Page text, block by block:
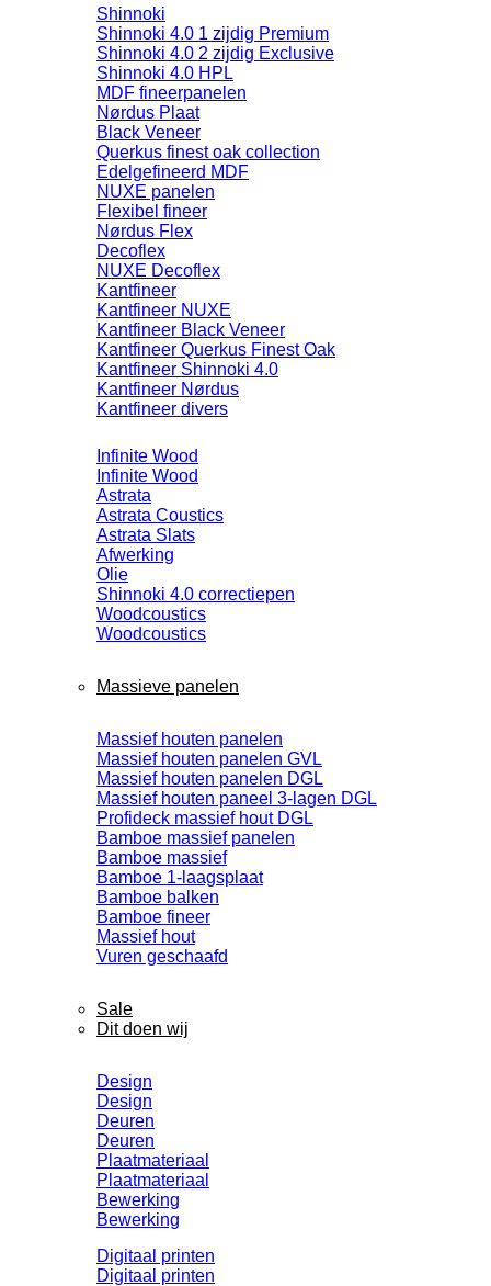
Shinnoki
Shinnoki 4.0 1 zijdig Premium
Shinnoki 4.0 2 zijdig Exclusive
Shinnoki 4.0 HPL
MDF fineerpanelen
Nørdus Plaat
Black Veneer
Querkus finest oak collection
Edelgefineerd MDF
NUXE panelen
Flexibel fineer
Nørdus Flex
Decoflex
NUXE Decoflex
Kantfineer
Kantfineer NUXE
Kantfineer Black Veneer
Kantfineer Querkus Finest Oak
Kantfineer Shinnoki 4.0
Kantfineer Nørdus
Kantfineer divers
Infinite Wood
Infinite Wood
Astrata
Astrata Coustics
Astrata Slats
Afwerking
Olie
Shinnoki 4.0 correctiepen
Woodcoustics
Woodcoustics
Massieve panelen
Massief houten panelen
Massief houten panelen GVL
Massief houten panelen DGL
Massief houten paneel 3-lagen DGL
Profideck massief hout DGL
Bamboe massief panelen
Bamboe massief
Bamboe 1-laagsplaat
Bamboe balken
Bamboe fineer
Massief hout
Vuren geschaafd
Sale
Dit doen wij
Design
Design
Deuren
Deuren
Plaatmateriaal
Plaatmateriaal
Bewerking
Bewerking
Digitaal printen
Digitaal printen